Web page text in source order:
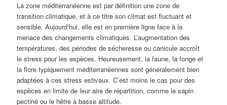
La zone méditerranéenne est par définition une zone de
transition climatique, et à ce titre son climat est fluctuant et
sensible. Aujourd’hui, elle est en première ligne face à la
menace des changements climatiques. L’augmentation des
températures, des périodes de sécheresse ou canicule accroît
le stress pour les espèces. Heureusement, la faune, la fonge et
la flore typiquement méditerranéennes sont généralement bien
adaptées à ces stress estivaux. C’est moins le cas pour des
espèces en limite de leur aire de répartition, comme le sapin
pectiné ou le hêtre à basse altitude.